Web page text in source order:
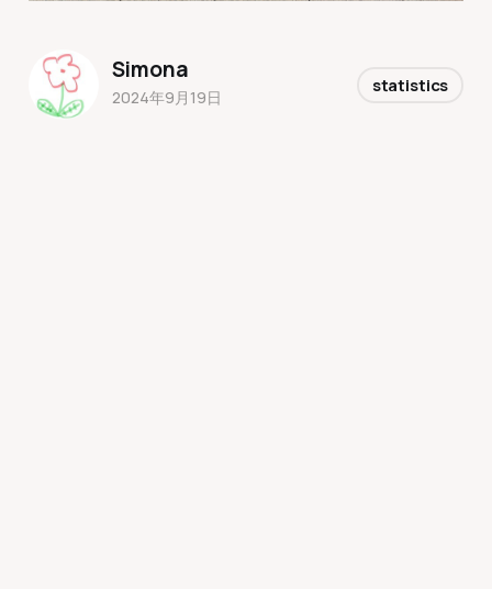
Simona
2024年9月19日
statistics